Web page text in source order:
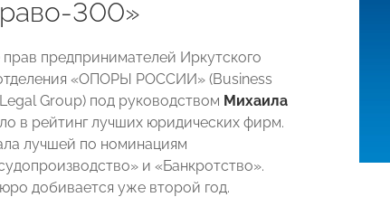
300»
предпринимателей Иркутского
«ОПОРЫ РОССИИ» (Business
Group) под руководством Михаила
в рейтинг лучших юридических фирм.
лучшей по номинациям
и «Банкротство».
добивается уже второй год.